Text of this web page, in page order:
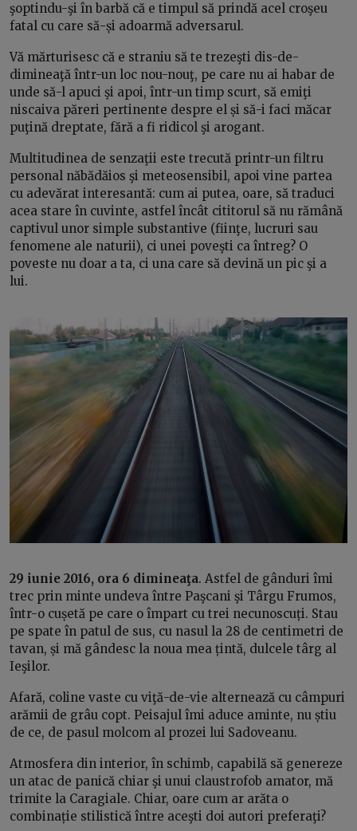
şoptindu-şi în barbă că e timpul să prindă acel croşeu
fatal cu care să-și adoarmă adversarul.
Vă mărturisesc că e straniu să te trezeşti dis-de-
dimineaţă într-un loc nou-nouţ, pe care nu ai habar de
unde să-l apuci şi apoi, într-un timp scurt, să emiţi
niscaiva păreri pertinente despre el și să-i faci măcar
puţină dreptate, fără a fi ridicol şi arogant.
Multitudinea de senzaţii este trecută printr-un filtru
personal năbădăios şi meteosensibil, apoi vine partea
cu adevărat interesantă: cum ai putea, oare, să traduci
acea stare în cuvinte, astfel încât cititorul să nu rămână
captivul unor simple substantive (fiinţe, lucruri sau
fenomene ale naturii), ci unei poveşti ca întreg? O
poveste nu doar a ta, ci una care să devină un pic şi a
lui.
29 iunie 2016, ora 6 dimineaţa. Astfel de gânduri îmi
trec prin minte undeva între Paşcani şi Târgu Frumos,
într-o cușetă pe care o împart cu trei necunoscuți. Stau
pe spate în patul de sus, cu nasul la 28 de centimetri de
tavan, și mă gândesc la noua mea țintă, dulcele târg al
Ieşilor.
Afară, coline vaste cu viţă-de-vie alternează cu câmpuri
arămii de grâu copt. Peisajul îmi aduce aminte, nu știu
de ce, de pasul molcom al prozei lui Sadoveanu.
Atmosfera din interior, în schimb, capabilă să genereze
un atac de panică chiar şi unui claustrofob amator, mă
trimite la Caragiale. Chiar, oare cum ar arăta o
combinație stilistică între aceşti doi autori preferaţi?